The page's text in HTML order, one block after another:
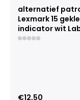
alternatief
Lexmark 15
indicator wit
€12,50